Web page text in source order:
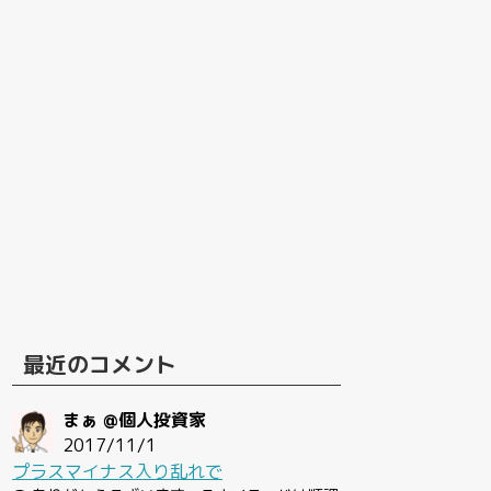
最近のコメント
まぁ @個人投資家
2017/11/1
プラスマイナス入り乱れで